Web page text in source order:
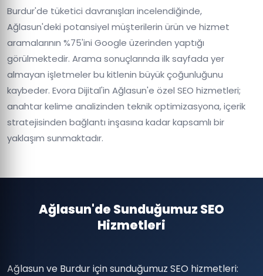
Burdur'de tüketici davranışları incelendiğinde,
Ağlasun'deki potansiyel müşterilerin ürün ve hizmet
aramalarının %75'ini Google üzerinden yaptığı
görülmektedir. Arama sonuçlarında ilk sayfada yer
almayan işletmeler bu kitlenin büyük çoğunluğunu
kaybeder. Evora Dijital'in Ağlasun'e özel SEO hizmetleri;
anahtar kelime analizinden teknik optimizasyona, içerik
stratejisinden bağlantı inşasına kadar kapsamlı bir
yaklaşım sunmaktadır.
Ağlasun'de Sunduğumuz SEO
Hizmetleri
Ağlasun ve Burdur için sunduğumuz SEO hizmetleri: